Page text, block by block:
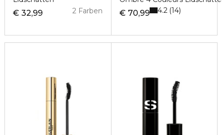
€ 32,99 2 Farben € 70,99 4.2 14